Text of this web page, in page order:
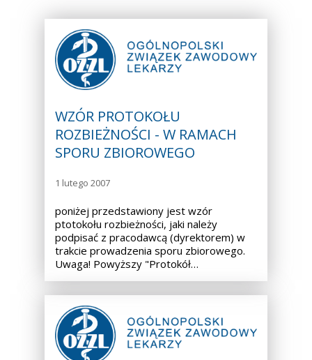
WZÓR PROTOKOŁU
ROZBIEŻNOŚCI - W RAMACH
SPORU ZBIOROWEGO
1 lutego 2007
poniżej przedstawiony jest wzór
ptotokołu rozbieżności, jaki należy
podpisać z pracodawcą (dyrektorem) w
trakcie prowadzenia sporu zbiorowego.
Uwaga! Powyższy "Protokół…